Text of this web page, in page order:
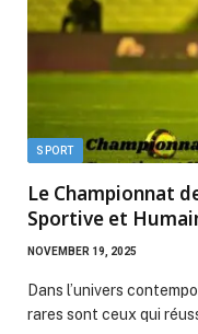
SPORT
Le Championnat
Sportive et
NOVEMBER 19, 2025
Dans l’univers
rares sont ceux qui